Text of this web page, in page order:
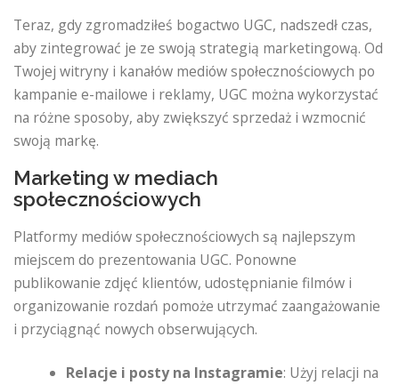
Teraz, gdy zgromadziłeś bogactwo UGC, nadszedł czas,
aby zintegrować je ze swoją strategią marketingową. Od
Twojej witryny i kanałów mediów społecznościowych po
kampanie e-mailowe i reklamy, UGC można wykorzystać
na różne sposoby, aby zwiększyć sprzedaż i wzmocnić
swoją markę.
Marketing w mediach
społecznościowych
Platformy mediów społecznościowych są najlepszym
miejscem do prezentowania UGC. Ponowne
publikowanie zdjęć klientów, udostępnianie filmów i
organizowanie rozdań pomoże utrzymać zaangażowanie
i przyciągnąć nowych obserwujących.
Relacje i posty na Instagramie: Użyj relacji na